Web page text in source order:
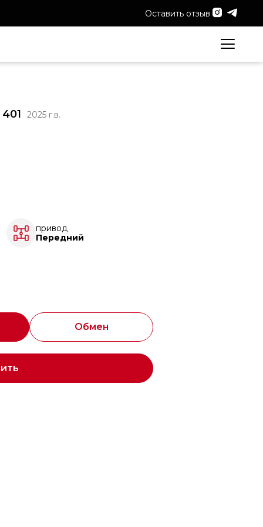
Оставить отзыв
2025 г.в.
привод
Передний
Обмен